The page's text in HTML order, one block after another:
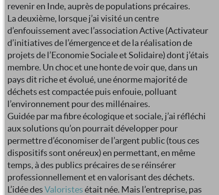
revenir en Inde, auprès de populations précaires.
La deuxième, lorsque j’ai visité un centre
d’enfouissement avec l’association Active (Activateur
d’initiatives de l’émergence et de la réalisation de
projets de l’Economie Sociale et Solidaire) dont j’étais
membre. Un choc et une honte de voir que, dans un
pays dit riche et évolué, une énorme majorité de
déchets est compactée puis enfouie, polluant
l’environnement pour des millénaires.
Guidée par ma fibre écologique et sociale, j’ai réfléchi
aux solutions qu’on pourrait développer pour
permettre d’économiser de l’argent public (tous ces
dispositifs sont onéreux) en permettant, en même
temps, à des publics précaires de se réinsérer
professionnellement et en valorisant des déchets.
L’idée desValoristesétait née. Mais l’entreprise, pas